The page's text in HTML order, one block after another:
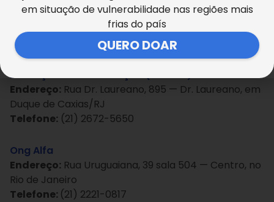
Rio de Janeiro/RJ
Telefone:(21) 2224-1941
Fundação para o Desenvolvimento da Tecnologia,
Educação e Comunicação (Fundec)
Endereço: Rua Dr. Laureano, 895 — Dr. Laureano, em
Duque de Caxias/RJ
Telefone: (21) 2672-5650
Ong Alfa
Endereço: Rua Uruguaiana, 39 sala 504 — Centro, no
Rio de Janeiro
Telefone: (21) 2221-0817
em situação de vulnerabilidade nas regiões mais
frias do país
QUERO DOAR